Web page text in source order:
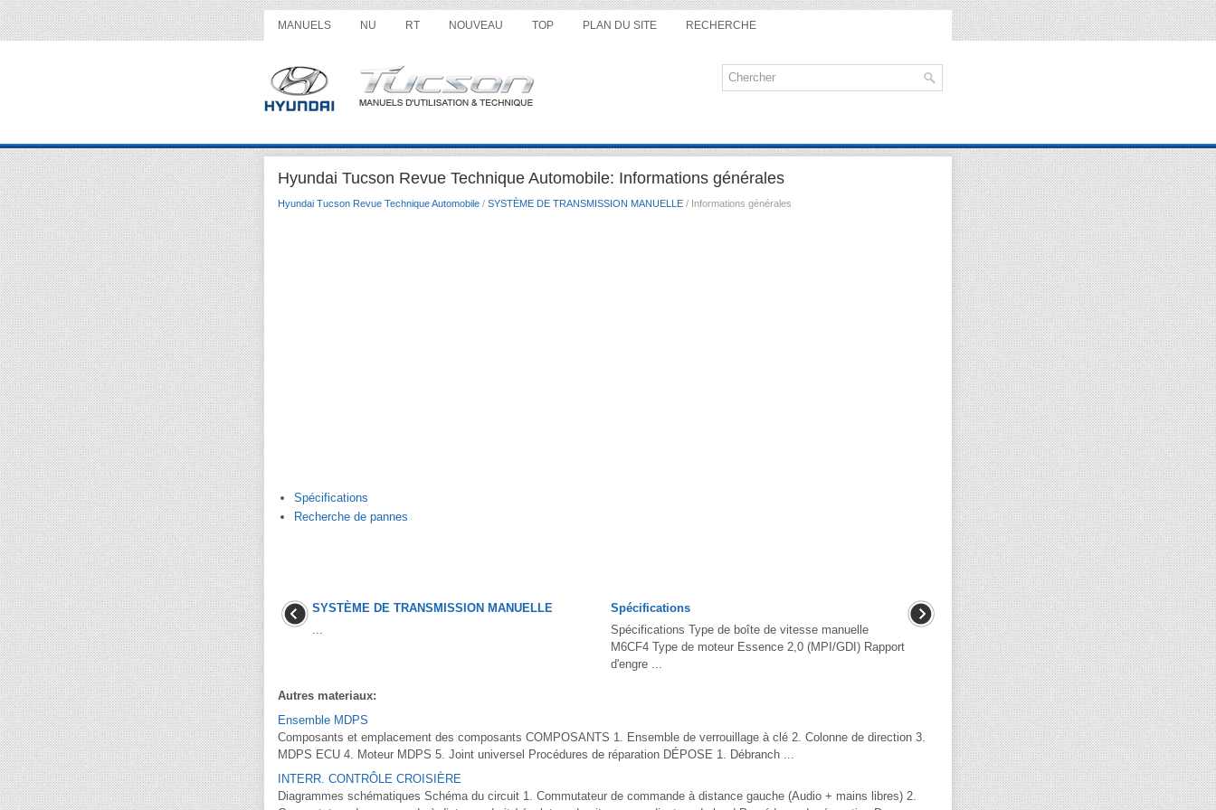
MANUELS NU RT NOUVEAU TOP PLAN DU SITE RECHERCHE
Hyundai Tucson Revue Technique Automobile: Informations générales
Hyundai Tucson Revue Technique Automobile / SYSTÈME DE TRANSMISSION MANUELLE / Informations générales
Spécifications
Recherche de pannes
SYSTÈME DE TRANSMISSION MANUELLE
...
Spécifications
Spécifications Type de boîte de vitesse manuelle
M6CF4 Type de moteur Essence 2,0 (MPI/GDI) Rapport
d'engre ...
Autres materiaux:
Ensemble MDPS
Composants et emplacement des composants COMPOSANTS 1. Ensemble de verrouillage à clé 2. Colonne de direction 3.
MDPS ECU 4. Moteur MDPS 5. Joint universel Procédures de réparation DÉPOSE 1. Débranch ...
INTERR. CONTRÔLE CROISIÈRE
Diagrammes schématiques Schéma du circuit 1. Commutateur de commande à distance gauche (Audio + mains libres) 2.